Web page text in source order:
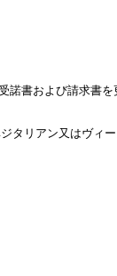
諾書および請求書を
タリアン又はヴィ